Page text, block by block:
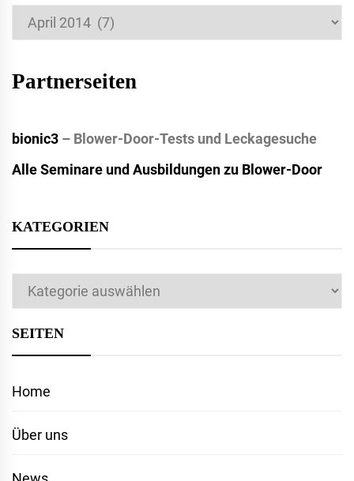
Archiv
Partnerseiten
bionic3 – Blower-Door-Tests und Leckagesuche
Alle Seminare und Ausbildungen zu Blower-Door
KATEGORIEN
Kategorien
SEITEN
Home
Über uns